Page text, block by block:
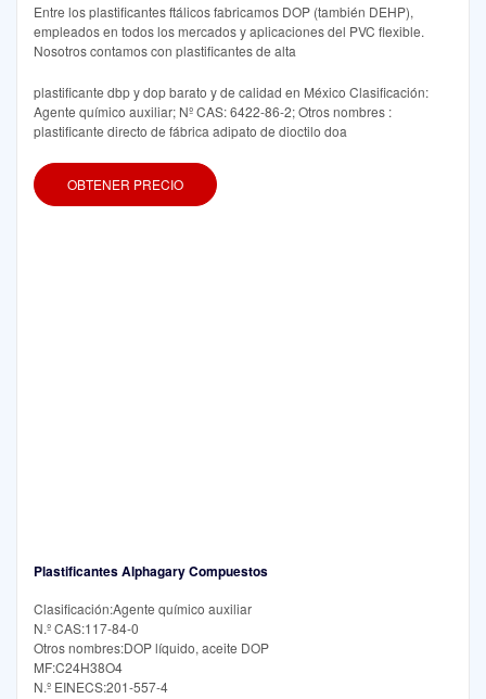
Entre los plastificantes ftálicos fabricamos DOP (también DEHP),
empleados en todos los mercados y aplicaciones del PVC flexible.
Nosotros contamos con plastificantes de alta
plastificante dbp y dop barato y de calidad en México Clasificación:
Agente químico auxiliar; Nº CAS: 6422-86-2; Otros nombres :
plastificante directo de fábrica adipato de dioctilo doa
OBTENER PRECIO
Plastificantes Alphagary Compuestos
Clasificación:Agente químico auxiliar
N.º CAS:117-84-0
Otros nombres:DOP líquido, aceite DOP
MF:C24H38O4
N.º EINECS:201-557-4